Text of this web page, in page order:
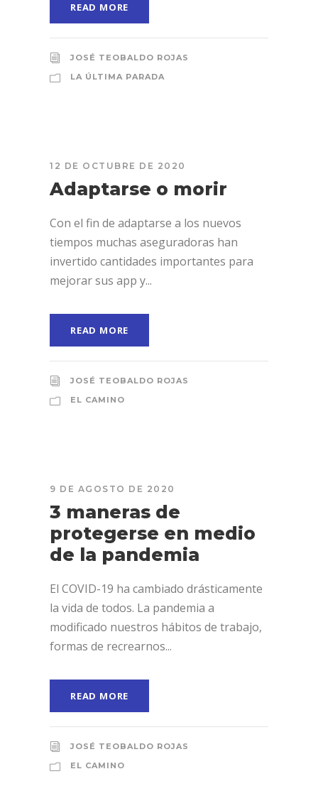
READ MORE
JOSÉ TEOBALDO ROJAS
LA ÚLTIMA PARADA
12 DE OCTUBRE DE 2020
Adaptarse o morir
Con el fin de adaptarse a los nuevos
tiempos muchas aseguradoras han
invertido cantidades importantes para
mejorar sus app y...
READ MORE
JOSÉ TEOBALDO ROJAS
EL CAMINO
9 DE AGOSTO DE 2020
3 maneras de
protegerse en medio
de la pandemia
El COVID-19 ha cambiado drásticamente
la vida de todos. La pandemia a
modificado nuestros hábitos de trabajo,
formas de recrearnos...
READ MORE
JOSÉ TEOBALDO ROJAS
EL CAMINO